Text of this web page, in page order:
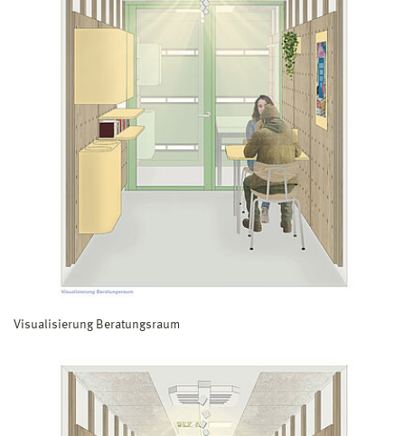
Visualisierung Beratungsraum